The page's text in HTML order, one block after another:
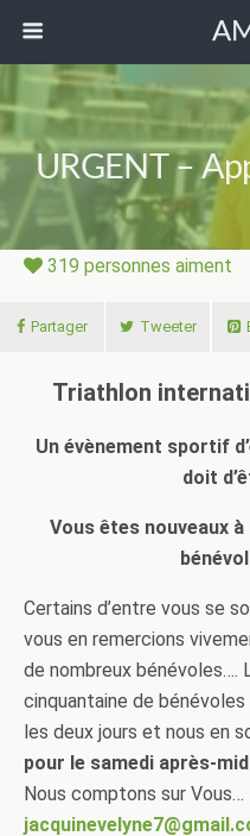
URGENT –
319 personnes aiment
Partager Tweeter
Triathlon
Un évènement sportif
doit
Vous êtes nouveaux à
Certains d’entre vous se
vous en remercions
de nombreux bénévoles….
cinquantaine de
les deux jours et nous en
pour le samedi après-
Nous comptons sur Vous…